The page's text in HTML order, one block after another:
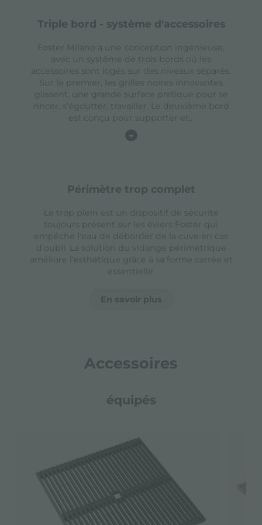
triple bord - système d'accessoires
Foster Milano a une conception ingénieuse,
avec un système de trois bords où les
accessoires sont logés sur des niveaux séparés.
Sur le premier, les grilles noires innovantes
glissent, une grande surface pratique pour se
rincer, s'égoutter, travailler. Le deuxième bord
est conçu pour supporter et...
périmètre trop complet
Le trop plein est un dispositif de sécurité
toujours présent sur les éviers Foster qui
empêche l'eau de déborder de la cuve en cas
d'oubli. La solution du vidange périmétrique
améliore l'esthétique grâce à sa forme carrée et
essentielle.
En savoir plus
Accessoires
équipés